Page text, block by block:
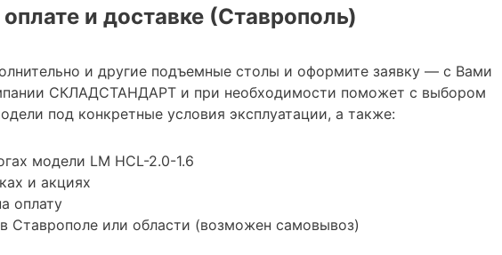
и доставке (Ставрополь)
и другие подъемные столы и оформите заявку — с Вами
СКЛАДСТАНДАРТ и при необходимости поможет с выбором
под конкретные условия эксплуатации, а также:
модели LM HCL-2.0-1.6
и акциях
оплату
Ставрополе или области (возможен самовывоз)